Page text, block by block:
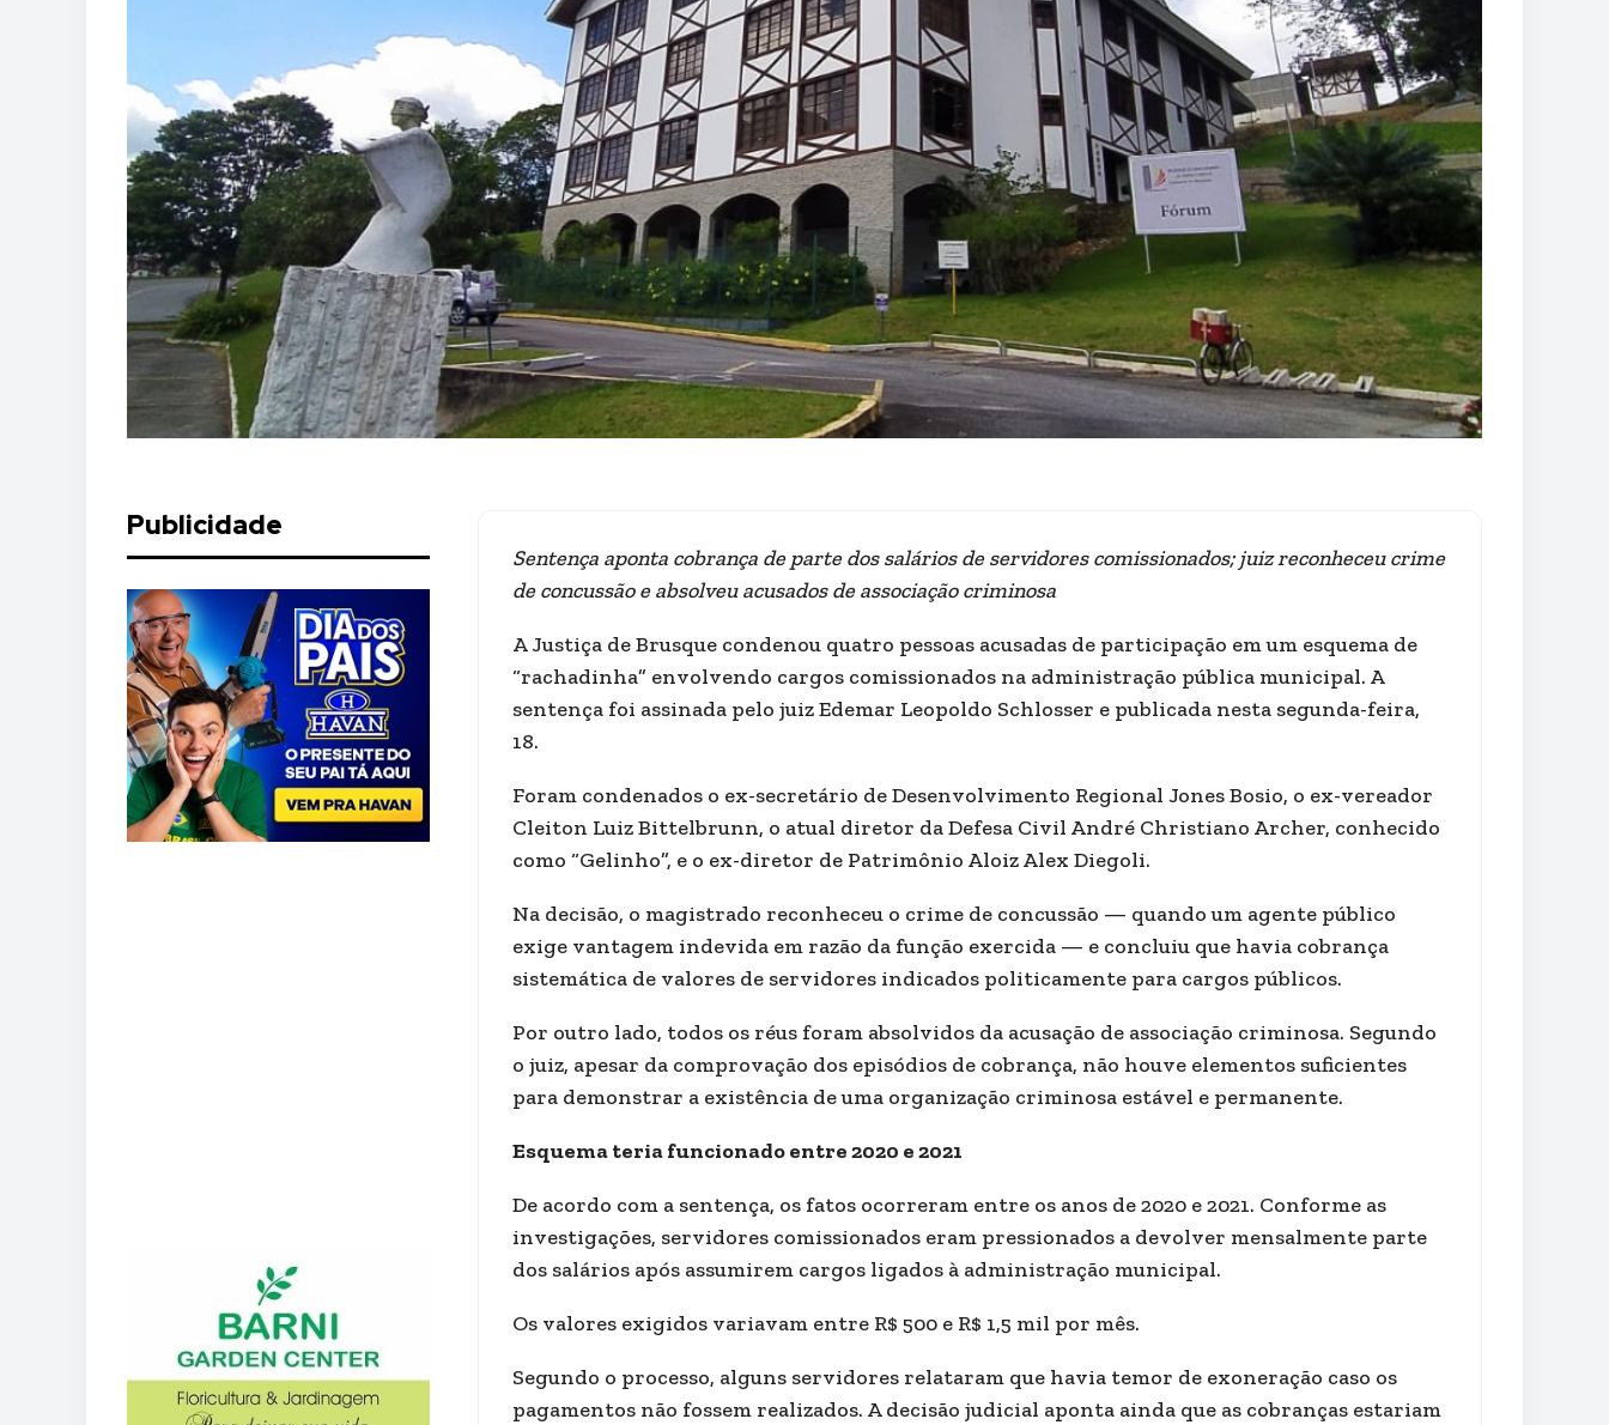
Publicidade
Sentença aponta cobrança de parte dos salários de servidores comissionados; juiz reconheceu crime
de concussão e absolveu acusados de associação criminosa
A Justiça de Brusque condenou quatro pessoas acusadas de participação em um esquema de
“rachadinha” envolvendo cargos comissionados na administração pública municipal. A
sentença foi assinada pelo juiz Edemar Leopoldo Schlosser e publicada nesta segunda-feira,
18.
Foram condenados o ex-secretário de Desenvolvimento Regional Jones Bosio, o ex-vereador
Cleiton Luiz Bittelbrunn, o atual diretor da Defesa Civil André Christiano Archer, conhecido
como “Gelinho”, e o ex-diretor de Patrimônio Aloiz Alex Diegoli.
Na decisão, o magistrado reconheceu o crime de concussão — quando um agente público
exige vantagem indevida em razão da função exercida — e concluiu que havia cobrança
sistemática de valores de servidores indicados politicamente para cargos públicos.
Por outro lado, todos os réus foram absolvidos da acusação de associação criminosa. Segundo
o juiz, apesar da comprovação dos episódios de cobrança, não houve elementos suficientes
para demonstrar a existência de uma organização criminosa estável e permanente.
Esquema teria funcionado entre 2020 e 2021
De acordo com a sentença, os fatos ocorreram entre os anos de 2020 e 2021. Conforme as
investigações, servidores comissionados eram pressionados a devolver mensalmente parte
dos salários após assumirem cargos ligados à administração municipal.
Os valores exigidos variavam entre R$ 500 e R$ 1,5 mil por mês.
Segundo o processo, alguns servidores relataram que havia temor de exoneração caso os
pagamentos não fossem realizados. A decisão judicial aponta ainda que as cobranças estariam